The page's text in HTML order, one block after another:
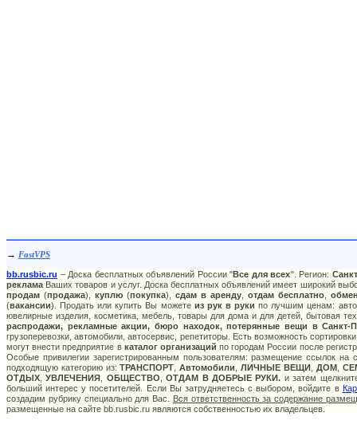
→ FastVPS
bb.rusbic.ru – Доска бесплатных объявлений России "Все для всех". Регион:
реклама Ваших товаров и услуг. Доска бесплатных объявлений имеет широкий
продам (продажа), куплю(покупка), сдам в аренду, отдам бесплатно,
(вакансии). Продать или купить Вы можете из рук в руки по лучшим ценам:
ювелирные изделия, косметика, мебель, товары для дома и для детей, бытовая
распродажи, рекламные акции, бюро находок, потерянные вещи в Санкт-
грузоперевозки, автомобили, автосервис, репетиторы. Есть возможность
могут внести предприятие в каталог организаций по городам России после
Особые привилегии зарегистрированным пользователям: размещение ссылок
подходящую категорию из:ТРАНСПОРТ ,Автомобили ,ЛИЧНЫЕ ВЕЩИ, ДОМ,
ОТДЫХ ,УВЛЕЧЕНИЯ ОБЩЕСТВО ,ОТДАМ В ДОБРЫЕ РУКИ. и затем
больший интерес у посетителей. Если Вы затрудняетесь с выбором, войдите в
создадим рубрику специально для Вас. Вся ответственность за содержание
размещенные на сайте bb.rusbic.ru являются собственностью их владельцев.